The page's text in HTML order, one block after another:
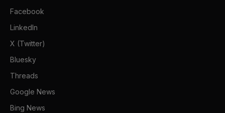
Facebook
LinkedIn
X (Twitter)
Bluesky
Threads
Google News
Bing News